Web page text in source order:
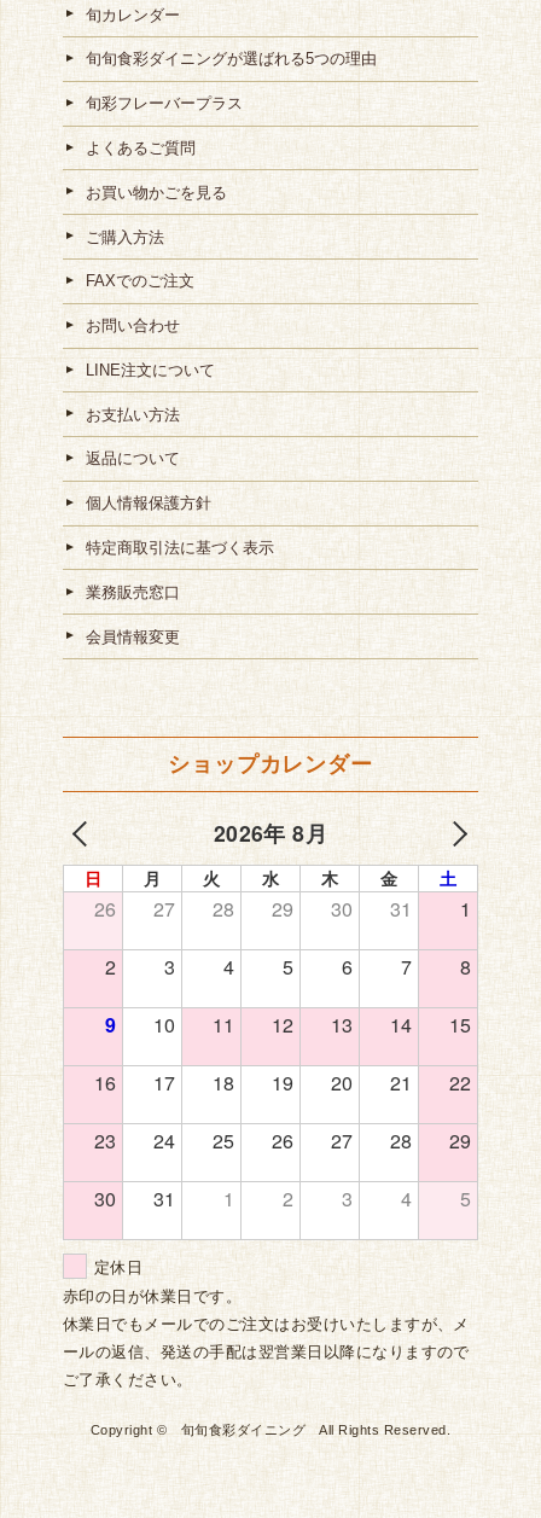
旬カレンダー
旬旬食彩ダイニングが選ばれる5つの理由
旬彩フレーバープラス
よくあるご質問
お買い物かごを見る
ご購入方法
FAXでのご注文
お問い合わせ
LINE注文について
お支払い方法
返品について
個人情報保護方針
特定商取引法に基づく表示
業務販売窓口
会員情報変更
ショップカレンダー
2026年 8月
日 月 火 水 木 金 土
26 27 28 29 30 31 1
2 3 4 5 6 7 8
9 10 11 12 13 14 15
16 17 18 19 20 21 22
23 24 25 26 27 28 29
30 31 1 2 3 4 5
定休日
赤印の日が休業日です。
休業日でもメールでのご注文はお受けいたしますが、メ
ールの返信、発送の手配は翌営業日以降になりますので
ご了承ください。
Copyright © 旬旬食彩ダイニング All Rights Reserved.